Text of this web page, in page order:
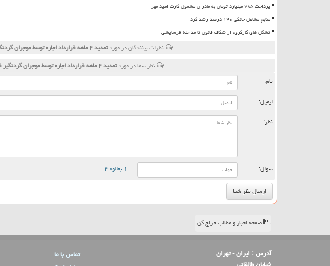
پرداخت ۷۸۵ میلیارد تومان به مادران مشمول کارت امید مهر
منابع مشاغل خانگی ۱۴۰ درصد رشد کرد
تشکل های کارگری، از شکاف قانون تا مداخله فرسایشی
نظرات بینندگان در موردتمدید ۲ ماهه قرارداد اجاره توسط موجران گردنگیر قانونی می باشد
نظر شما در موردتمدید ۲ ماهه قرارداد اجاره توسط موجران گردنگیر قانونی می باشد
نام:
ایمیل:
نظر:
سوال: = ۱ بعلاوه ۳
صفحه اخبار و مطالب حراج کن
آدرس : ایران - تهران
تماس با ما